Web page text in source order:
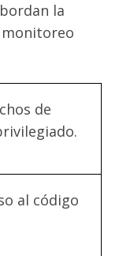
la
de
al código